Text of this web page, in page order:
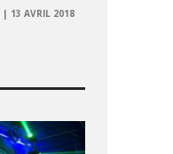
| 13 AVRIL 2018